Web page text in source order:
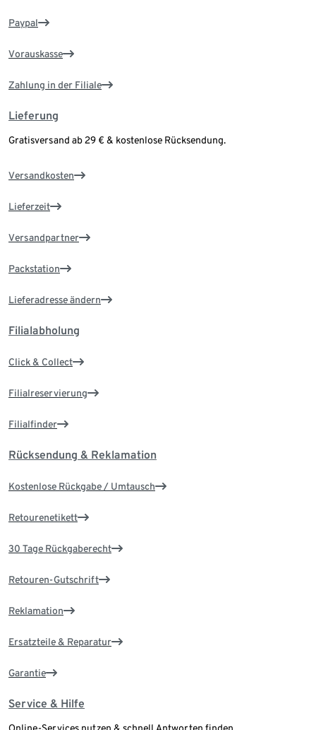
Paypal
Vorauskasse
Zahlung in der Filiale
Lieferung
Gratisversand ab 29 € & kostenlose Rücksendung.
Versandkosten
Lieferzeit
Versandpartner
Packstation
Lieferadresse ändern
Filialabholung
Click & Collect
Filialreservierung
Filialfinder
Rücksendung & Reklamation
Kostenlose Rückgabe / Umtausch
Retourenetikett
30 Tage Rückgaberecht
Retouren-Gutschrift
Reklamation
Ersatzteile & Reparatur
Garantie
Service & Hilfe